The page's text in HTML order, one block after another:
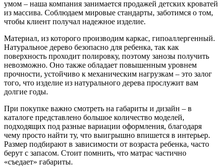
умом – наша компания занимается продажей детских кроватей
из массива. Соблюдаем мировые стандарты, заботимся о том,
чтобы клиент получал надежное изделие.
Материал, из которого производим каркас, гипоаллергенный.
Натуральное дерево безопасно для ребенка, так как
поверхность проходит полировку, поэтому занозы получить
невозможно. Оно также обладает повышенным уровнем
прочности, устойчиво к механическим нагрузкам – это залог
того, что изделие из натурального дерева прослужит вам
долгие годы.
При покупке важно смотреть на габариты и дизайн – в
каталоге представлено большое количество моделей,
подходящих под разные вариации оформления, благодаря
чему просто найти ту, что выигрышно впишется в интерьер.
Размер подбирают в зависимости от возраста ребенка, часто
берут с запасом. Стоит помнить, что матрас частично
«съедает» габариты.